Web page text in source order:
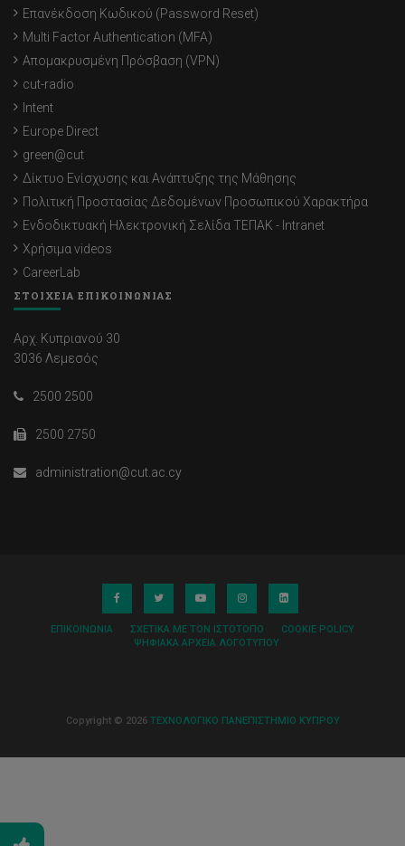
Επανέκδοση Κωδικού (Password Reset)
Multi Factor Authentication (MFA)
Απομακρυσμένη Πρόσβαση (VPN)
cut-radio
Intent
Europe Direct
green@cut
Δίκτυο Ενίσχυσης και Ανάπτυξης της Μάθησης
Πολιτική Προστασίας Δεδομένων Προσωπικού Χαρακτήρα
Ενδοδικτυακή Ηλεκτρονική Σελίδα ΤΕΠΑΚ - Intranet
Χρήσιμα videos
CareerLab
ΣΤΟΙΧΕΙΑ ΕΠΙΚΟΙΝΩΝΙΑΣ
Αρχ. Κυπριανού 30
3036 Λεμεσός
2500 2500
2500 2750
administration@cut.ac.cy
ΕΠΙΚΟΙΝΩΝΊΑ ΣΧΕΤΙΚΆ ΜΕ ΤΟΝ ΙΣΤΌΤΟΠΟ
COOKIE POLICY
ΨΗΦΙΑΚΆ ΑΡΧΕΊΑ ΛΟΓΌΤΥΠΟΥ
Copyright © 2026 ΤΕΧΝΟΛΟΓΙΚΟ ΠΑΝΕΠΙΣΤΗΜΙΟ ΚΥΠΡΟΥ